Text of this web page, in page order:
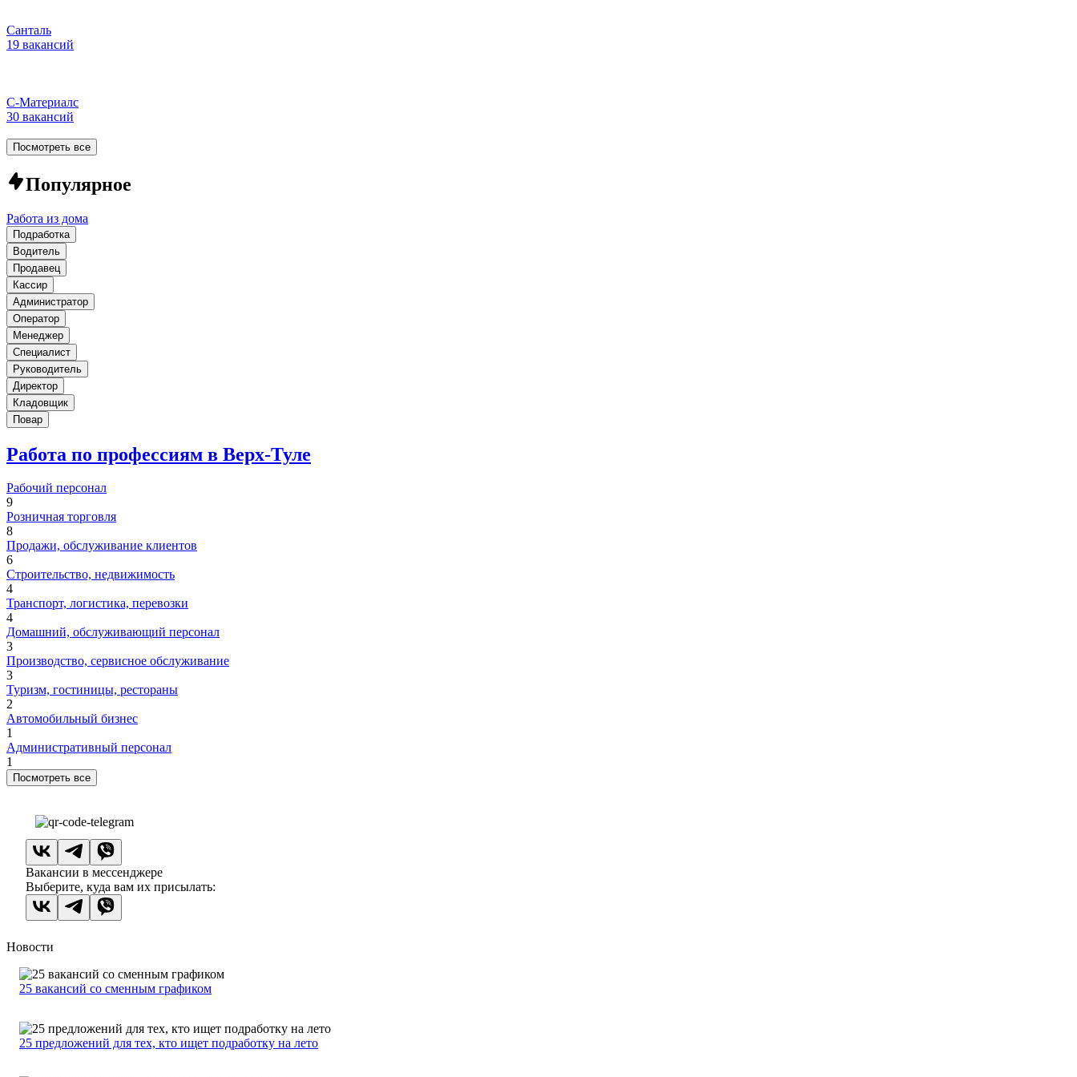
Санталь
19 вакансий
С-Материалс
30 вакансий
Посмотреть все
Популярное
Работа из дома
Подработка
Водитель
Продавец
Кассир
Администратор
Оператор
Менеджер
Специалист
Руководитель
Директор
Кладовщик
Повар
Работа по профессиям в Верх-Туле
Рабочий персонал
9
Розничная торговля
8
Продажи, обслуживание клиентов
6
Строительство, недвижимость
4
Транспорт, логистика, перевозки
4
Домашний, обслуживающий персонал
3
Производство, сервисное обслуживание
3
Туризм, гостиницы, рестораны
2
Автомобильный бизнес
1
Административный персонал
1
Посмотреть все
Вакансии в мессенджере
Выберите, куда вам их присылать:
Новости
25 вакансий со сменным графиком
25 предложений для тех, кто ищет подработку на лето